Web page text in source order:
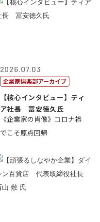
2026.07.03
企業家倶楽部アーカイブ
【核心インタビュー】ティ
ア社長 冨安徳久氏
《企業家の肖像》コロナ禍
でこそ原点回帰